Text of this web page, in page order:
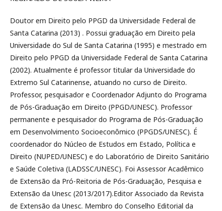
Doutor em Direito pelo PPGD da Universidade Federal de
Santa Catarina (2013) . Possui graduação em Direito pela
Universidade do Sul de Santa Catarina (1995) e mestrado em
Direito pelo PPGD da Universidade Federal de Santa Catarina
(2002). Atualmente é professor titular da Universidade do
Extremo Sul Catarinense, atuando no curso de Direito.
Professor, pesquisador e Coordenador Adjunto do Programa
de Pós-Graduação em Direito (PPGD/UNESC). Professor
permanente e pesquisador do Programa de Pós-Graduação
em Desenvolvimento Socioeconômico (PPGDS/UNESC). É
coordenador do Núcleo de Estudos em Estado, Política e
Direito (NUPED/UNESC) e do Laboratório de Direito Sanitário
e Saúde Coletiva (LADSSC/UNESC). Foi Assessor Acadêmico
de Extensão da Pró-Reitoria de Pós-Graduação, Pesquisa e
Extensão da Unesc (2013/2017).Editor Associado da Revista
de Extensão da Unesc. Membro do Conselho Editorial da